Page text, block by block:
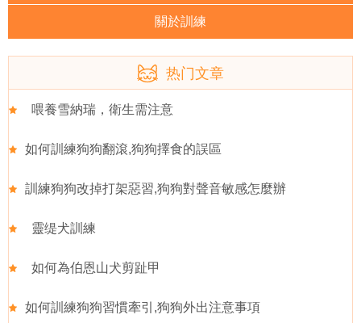
關於訓練
热门文章
喂養雪納瑞，衛生需注意
如何訓練狗狗翻滾,狗狗擇食的誤區
訓練狗狗改掉打架惡習,狗狗對聲音敏感怎麼辦
靈缇犬訓練
如何為伯恩山犬剪趾甲
如何訓練狗狗習慣牽引,狗狗外出注意事項